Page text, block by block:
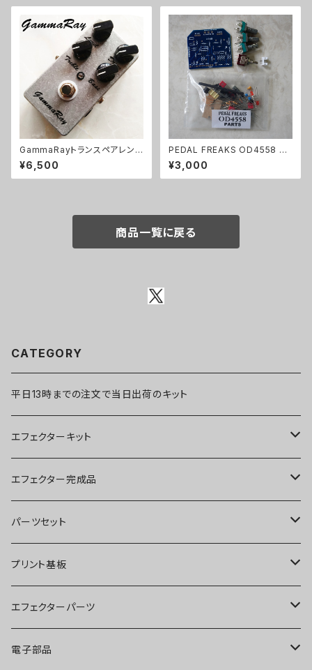
GammaRayトランスペアレント
系ODキット【BASIC KIT】
¥6,500
PEDAL FREAKS OD4558 パ
ーツセット
¥3,000
商品一覧に戻る
CATEGORY
平日13時までの注文で当日出荷のキット
エフェクターキット
ブースター
オーバードライブ
ディストーション
ファズ
プリアンプ
エフェクター完成品
ブースター
オーバードライブ
ディストーション
ファズ
パーツセット
ブースター
オーバードライブ
ディストーション
プリント基板
オーバードライブ
ディストーション
エフェクターパーツ
スイッチ
電子部品